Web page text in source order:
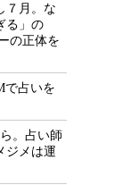
７月。な
る」の
の正体を
で占いを
。占い師
ジメは運